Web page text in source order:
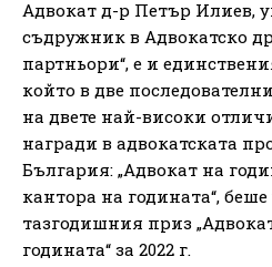
Адвокат д-р Петър Илиев,
съдружник в Адвокатско
партньори“, е и
който в две
на двете най-високи
награди в адвокатската
България: „Адвокат на
кантора на годината“, беше
тазгодишния приз
годината“ за 2022 г.